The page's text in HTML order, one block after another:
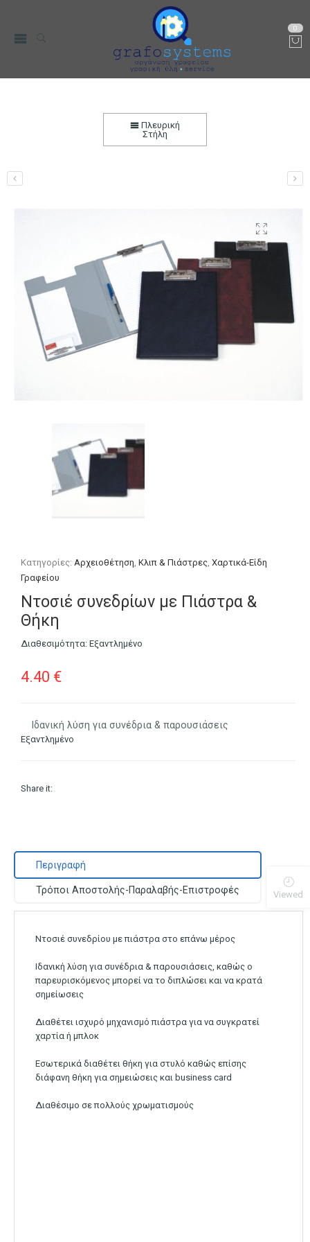
0
Χαρτικά-Είδη Γραφείου Αρχειοθέτηση
Πλευρική
Στήλη
Κατηγορίες: Αρχειοθέτηση ,Κλιπ & Πιάστρες ,Χαρτικά-Είδη
Γραφείου
Ντοσιέ συνεδρίων με Πιάστρα &
Θήκη
Διαθεσιμότητα:Εξαντλημένο
4.40 €
Ιδανική λύση για συνέδρια & παρουσιάσεις
Εξαντλημένο
Share it:
Περιγραφή
Τρόποι Αποστολής-Παραλαβής-Επιστροφές
Ντοσιέ συνεδρίου με πιάστρα στο επάνω μέρος
Ιδανική λύση για συνέδρια & παρουσιάσεις, καθώς ο
παρευρισκόμενος μπορεί να το διπλώσει και να κρατά
σημείωσεις
Διαθέτει ισχυρό μηχανισμό πιάστρα για να συγκρατεί
χαρτία ή μπλοκ
Εσωτερικά διαθέτει θήκη για στυλό καθώς επίσης
διάφανη θήκη για σημειώσεις και business card
Διαθέσιμο σε πολλούς χρωματισμούς
Viewed